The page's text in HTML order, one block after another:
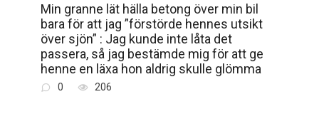
Min granne lät hälla betong över min bil
bara för att jag ”förstörde hennes utsikt
över sjön” : Jag kunde inte låta det
passera, så jag bestämde mig för att ge
henne en läxa hon aldrig skulle glömma
0 206